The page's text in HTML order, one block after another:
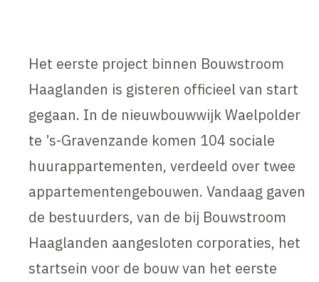
Het eerste project binnen Bouwstroom
Haaglanden is gisteren officieel van start
gegaan. In de nieuwbouwwijk Waelpolder
te ’s-Gravenzande komen 104 sociale
huurappartementen, verdeeld over twee
appartementengebouwen. Vandaag gaven
de bestuurders, van de bij Bouwstroom
Haaglanden aangesloten corporaties, het
startsein voor de bouw van het eerste